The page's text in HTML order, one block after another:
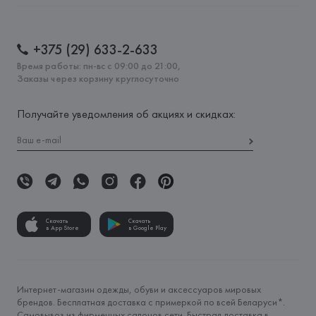
+375 (29) 633-2-633
Время работы: пн-вс с 09:00 до 21:00,
Заказы через корзину круглосуточно
Получайте уведомления об акциях и скидках:
Скачать
в App Store
Скачать
в Google Play
Интернет-магазин одежды, обуви и аксессуаров мировых
брендов. Бесплатная доставка с примеркой по всей Беларуси*.